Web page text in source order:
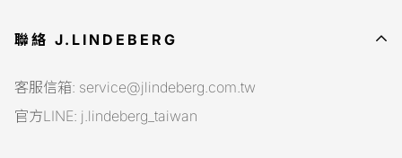
聯絡 J.LINDEBERG
客服信箱: service@jlindeberg.com.tw
官方LINE: j.lindeberg_taiwan